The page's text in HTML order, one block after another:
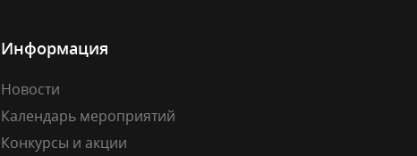
Информация
Новости
Календарь мероприятий
Конкурсы и акции